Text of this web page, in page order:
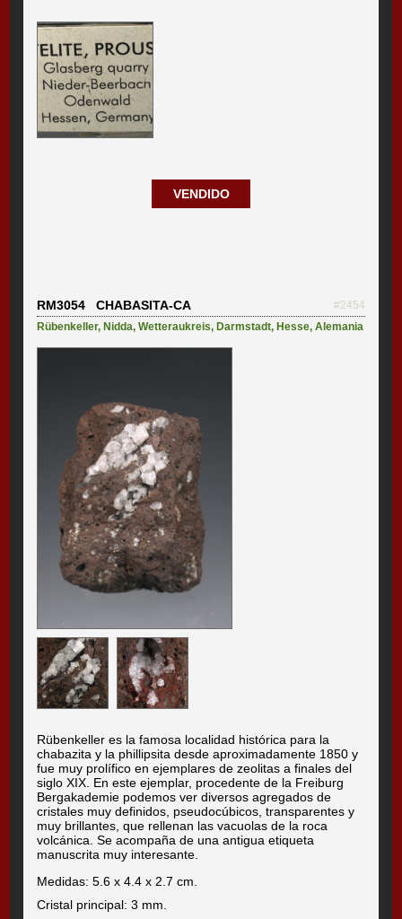
VENDIDO
RM3054 CHABASITA-CA
#2454
Rübenkeller, Nidda,Wetteraukreis, Darmstadt, Hesse,Alemania
Rübenkeller es la famosa localidad histórica para la
chabazita y la phillipsita desde aproximadamente 1850 y
fue muy prolífico en ejemplares de zeolitas a finales del
siglo XIX. En este ejemplar, procedente de la Freiburg
Bergakademie podemos ver diversos agregados de
cristales muy definidos, pseudocúbicos, transparentes y
muy brillantes, que rellenan las vacuolas de la roca
volcánica. Se acompaña de una antigua etiqueta
manuscrita muy interesante.
Medidas: 5.6 x 4.4 x 2.7 cm.
Cristal principal: 3 mm.